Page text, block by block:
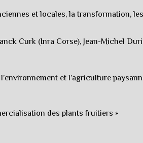
et locales, la transformation,
Curk (Inra Corse), Jean-Michel
et l’agriculture
des plants fruitiers »